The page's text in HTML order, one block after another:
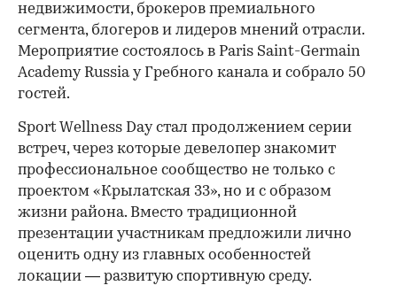
недвижимости, брокеров премиального
сегмента, блогеров и лидеров мнений отрасли.
Мероприятие состоялось в Paris Saint-Germain
Academy Russia у Гребного канала и собрало 50
гостей.
Sport Wellness Day стал продолжением серии
встреч, через которые девелопер знакомит
профессиональное сообщество не только с
проектом «Крылатская 33», но и с образом
жизни района. Вместо традиционной
презентации участникам предложили лично
оценить одну из главных особенностей
локации — развитую спортивную среду.